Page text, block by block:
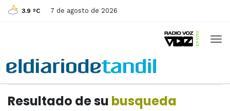
3.9 ºC 7 de agosto de 2026
Resultado de su busqueda